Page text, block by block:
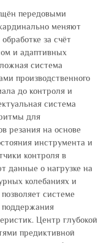
передовыми
меняют
за счёт
и адаптивных
система
производственного
до контроля и
система
для
резания на основе
инструмента и
контроля в
данные о нагрузке на
колебаниях и
системе
поддержания
Центр глубокой
предиктивной